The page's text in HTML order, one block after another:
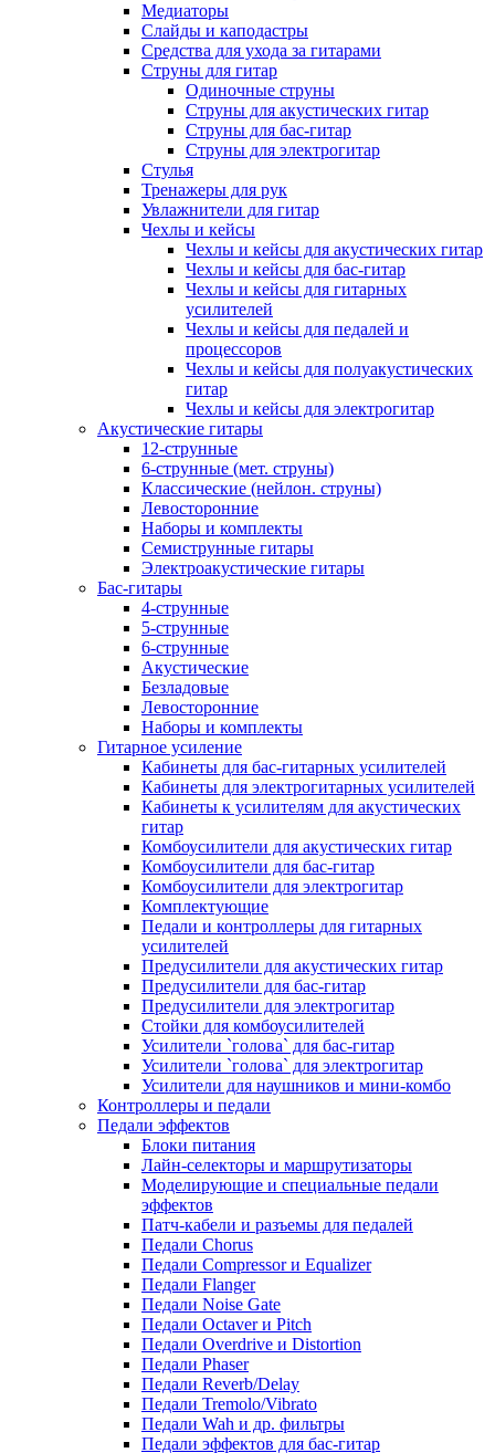
Медиаторы
Слайды и каподастры
Средства для ухода за гитарами
Струны для гитар
Одиночные струны
Струны для акустических гитар
Струны для бас-гитар
Струны для электрогитар
Стулья
Тренажеры для рук
Увлажнители для гитар
Чехлы и кейсы
Чехлы и кейсы для акустических гитар
Чехлы и кейсы для бас-гитар
Чехлы и кейсы для гитарных
усилителей
Чехлы и кейсы для педалей и
процессоров
Чехлы и кейсы для полуакустических
гитар
Чехлы и кейсы для электрогитар
Акустические гитары
12-струнные
6-струнные (мет. струны)
Классические (нейлон. струны)
Левосторонние
Наборы и комплекты
Семиструнные гитары
Электроакустические гитары
Бас-гитары
4-струнные
5-струнные
6-струнные
Акустические
Безладовые
Левосторонние
Наборы и комплекты
Гитарное усиление
Кабинеты для бас-гитарных усилителей
Кабинеты для электрогитарных усилителей
Кабинеты к усилителям для акустических
гитар
Комбоусилители для акустических гитар
Комбоусилители для бас-гитар
Комбоусилители для электрогитар
Комплектующие
Педали и контроллеры для гитарных
усилителей
Предусилители для акустических гитар
Предусилители для бас-гитар
Предусилители для электрогитар
Стойки для комбоусилителей
Усилители `голова` для бас-гитар
Усилители `голова` для электрогитар
Усилители для наушников и мини-комбо
Контроллеры и педали
Педали эффектов
Блоки питания
Лайн-селекторы и маршрутизаторы
Моделирующие и специальные педали
эффектов
Патч-кабели и разъемы для педалей
Педали Chorus
Педали Compressor и Equalizer
Педали Flanger
Педали Noise Gate
Педали Octaver и Pitch
Педали Overdrive и Distortion
Педали Phaser
Педали Reverb/Delay
Педали Tremolo/Vibrato
Педали Wah и др. фильтры
Педали эффектов для бас-гитар